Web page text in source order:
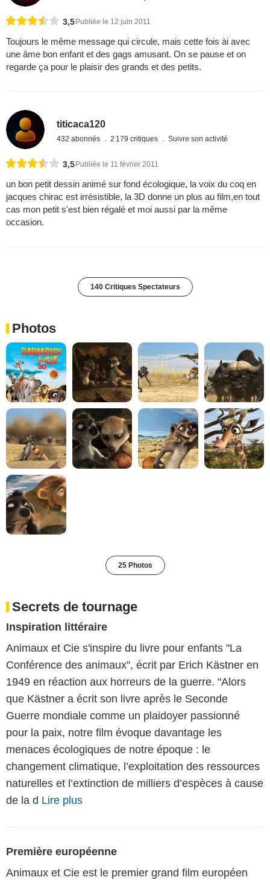
3,5 Publiée le 12 juin 2011
Toujours le même message qui circule, mais cette fois ài avec
une âme bon enfant et des gags amusant. On se pause et on
regarde ça pour le plaisir des grands et des petits.
titicaca120
432 abonnés 2 179 critiques Suivre son activité
3,5Publiée le 11 février 2011
un bon petit dessin animé sur fond écologique, la voix du coq en
jacques chirac est irrésistible, la 3D donne un plus au film,en tout
cas mon petit s'est bien régalé et moi aussi par la même
occasion.
140 Critiques Spectateurs
Photos
25 Photos
Secrets de tournage
Inspiration littéraire
Animaux et Cie s'inspire du livre pour enfants "La
Conférence des animaux", écrit par Erich Kästner en
1949 en réaction aux horreurs de la guerre. "Alors
que Kästner a écrit son livre après le Seconde
Guerre mondiale comme un plaidoyer passionné
pour la paix, notre film évoque davantage les
menaces écologiques de notre époque : le
changement climatique, l’exploitation des ressources
naturelles et l’extinction de milliers d’espèces à cause
de la d Lire plus
Première européenne
Animaux et Cie est le premier grand film européen